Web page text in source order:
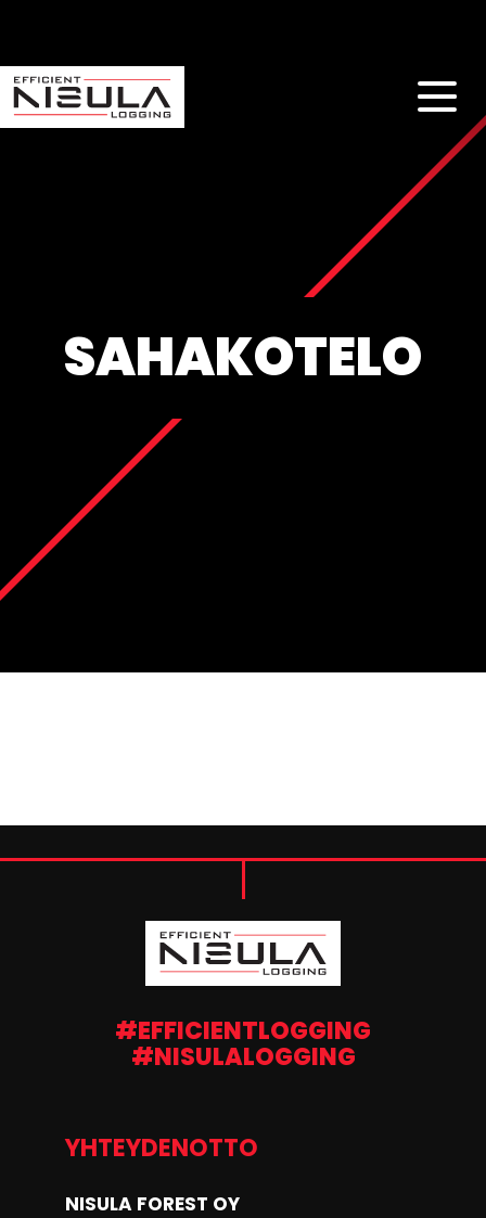
SAHAKOTELO
#EFFICIENTLOGGING
#NISULALOGGING
YHTEYDENOTTO
NISULA FOREST OY